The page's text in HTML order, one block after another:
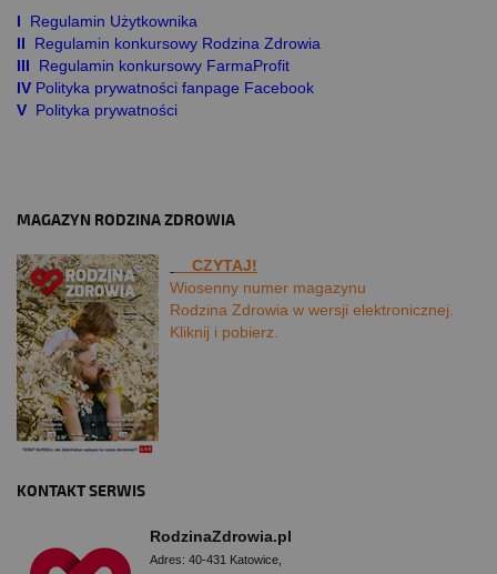
I Regulamin Użytkownika
II
Regulamin konkursowy Rodzina Zdrowia
III
Regulamin konkursowy FarmaProfit
IV Polityka prywatności fanpage Facebook
V Polityka prywatności
MAGAZYN RODZINA ZDROWIA
CZYTAJ!
Wiosenny numer magazynu
Rodzina Zdrowia w wersji elektronicznej.
Kliknij i pobierz.
KONTAKT SERWIS
RodzinaZdrowia.pl
Adres: 40-431 Katowice,